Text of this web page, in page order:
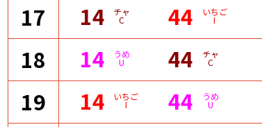
17 14 チャ
C 44 いちご
I
18 14 うめ
U 44 チャ
C
19 14 いちご
I 44 うめ
U